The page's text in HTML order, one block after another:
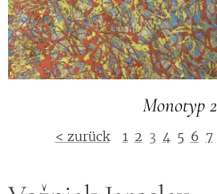
Monotyp 2
< zurück 1 2 3 4 5 6 7